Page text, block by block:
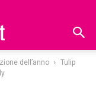
dell’anno
Tulip